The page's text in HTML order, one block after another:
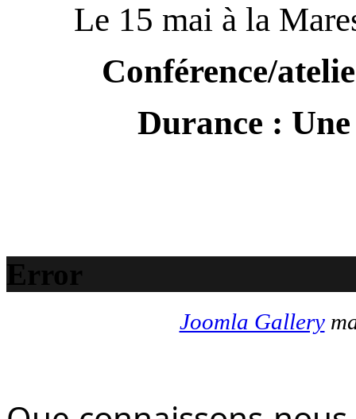
Le 15 mai à la
Conférence/
Durance :
Error
Joomla Gallery